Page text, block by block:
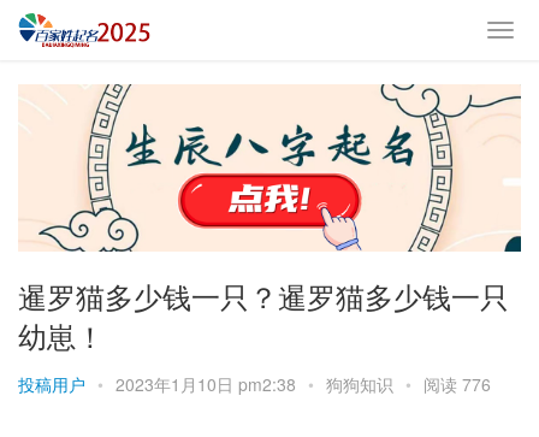
暹罗猫多少钱一只？暹罗猫多少钱一只
幼崽！
投稿用户 • 2023年1月10日 pm2:38 • 狗狗知识 • 阅读 776